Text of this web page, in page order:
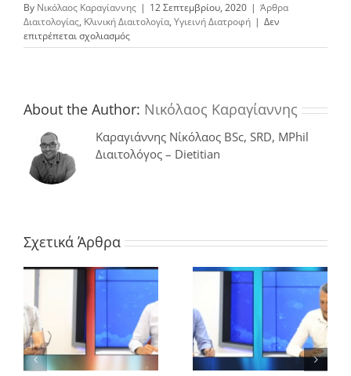
By Νικόλαος Καραγίαννης | 12 Σεπτεμβρίου, 2020 | Άρθρα
Διαιτολογίας, Κλινική Διαιτολογία, Υγιεινή Διατροφή | Δεν
επιτρέπεται σχολιασμόςστο
Έλλειψη
πρέπει
γνωρίζετε
About the Author: Νικόλαος Καραγίαννης
Καραγιάννης Νίκόλαος BSc, SRD, MPhil
Διαιτολόγος – Dietitian
Σχετικά Άρθρα